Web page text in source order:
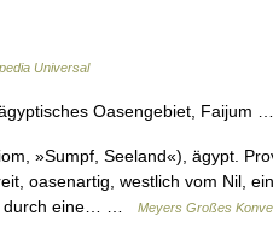
Universal
Oasengebiet, Faijum
»Sumpf, Seeland«), ägypt.
oasenartig, westlich vom Nil,
durch eine… …
Meyers Großes